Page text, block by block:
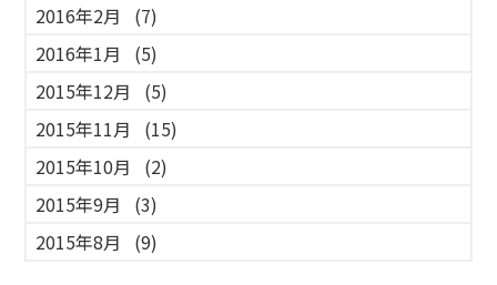
2016年2月
(7)
2016年1月
(5)
2015年12月
(5)
2015年11月
(15)
2015年10月
(2)
2015年9月
(3)
2015年8月
(9)